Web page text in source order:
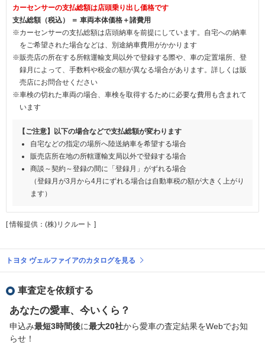
カーセンサーの支払総額は店頭乗り出し価格です
支払総額（税込） ＝ 車両本体価格＋諸費用
※カーセンサーの支払総額は店頭納車を前提にしています。自宅への納車
をご希望された場合などは、別途納車費用がかかります
※販売店の所在する所轄運輸支局以外で登録する際や、車の定置場所、登
録月によって、手数料や税金の額が異なる場合があります。詳しくは販
売店にお問合せください
※車検の切れた車両の場合、車検を取得するために必要な費用も含まれて
います
【ご注意】以下の場合などで支払総額が変わります
自宅などの指定の場所へ陸送納車を希望する場合
販売店所在地の所轄運輸支局以外で登録する場合
商談～契約～登録の間に「登録月」がずれる場合
（登録月が3月から4月にずれる場合は自動車税の額が大きく上がり
ます）
[ 情報提供：(株)リクルート ]
トヨタ ヴェルファイアのカタログを見る
車査定を依頼する
あなたの愛車、今いくら？
申込み最短3時間後に最大20社から愛車の査定結果をWebでお知
らせ！